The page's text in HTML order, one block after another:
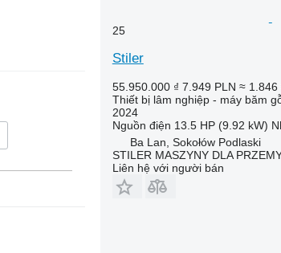
25
Stiler
55.950.000 ₫ 7.949 PLN ≈ 1.846
Thiết bị lâm nghiệp - máy băm
2024
Nguồn điện 13.5 HP (9.92 kW)
Ba Lan, Sokołów Podlaski
STILER MASZYNY DLA
Liên hệ với người bán